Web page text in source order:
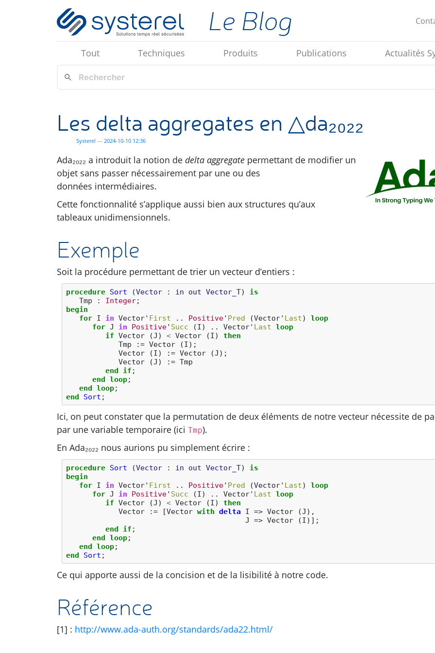
Aller au contenu principal Le Blog
Tout Techniques Produits Publications Actualités
Les delta aggregates en △da₂₀₂₂
Systerel 2024-10-10 12:36
Ada₂₀₂₂ a introduit la notion de delta aggregate permettant de modifier un
objet sans passer nécessairement par une ou des
données intermédiaires.
Cette fonctionnalité s’applique aussi bien aux structures qu’aux
tableaux unidimensionnels.
Exemple
Soit la procédure permettant de trier un vecteur d’entiers :
procedure Sort (Vector : in out Vector_T)
is
Tmp
: Integer;
begin
for I in Vector' First .. Positive' Pred (Vector' Last)
loop
for J in Positive' Succ (I) .. Vector' Last loop
if Vector (J ) < Vector (I)
then
Tmp
:= Vector (I);
Vector
(I) := Vector (J );
Vector
(J ) := Tmp
end
if ;
end loop;
end loop;
end
Sort ;
Ici, on peut constater que la permutation de deux éléments de notre vecteur nécessite de
par une variable temporaire (ici Tmp).
En Ada₂₀₂₂ nous aurions pu simplement écrire :
procedure Sort (Vector : in out Vector_T)
is
begin
for I in Vector' First .. Positive' Pred (Vector' Last)
loop
for J in Positive' Succ (I) .. Vector' Last loop
if Vector (J ) < Vector (I)
then
Vector
:= [Vector with delta I => Vector (J ),
J
=> Vector (I) ] ;
end
if ;
end loop;
end loop;
end
Sort ;
Ce qui apporte aussi de la concision et de la lisibilité à notre code.
Référence
[1] : http://www.ada-auth.org/standards/ada22.html/